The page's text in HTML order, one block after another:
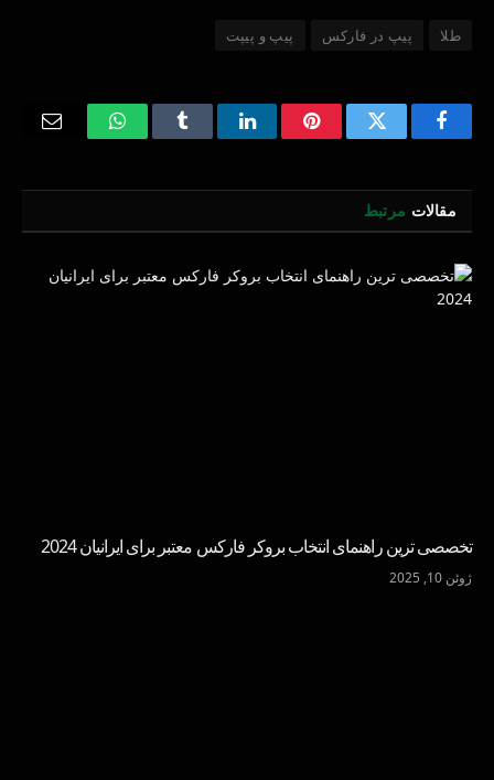
طلا پیپ در فارکس پیپ و پیپت
Facebook
Twitter
Pinterest
LinkedIn
Tumblr
WhatsApp
مقالات مرتبط
تخصصی ترین راهنمای انتخاب بروکر فارکس معتبر برای ایرانیان 2024
ژوئن 10, 2025